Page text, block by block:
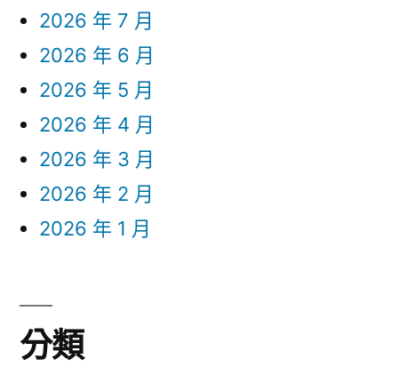
2026 年 7 月
2026 年 6 月
2026 年 5 月
2026 年 4 月
2026 年 3 月
2026 年 2 月
2026 年 1 月
分類